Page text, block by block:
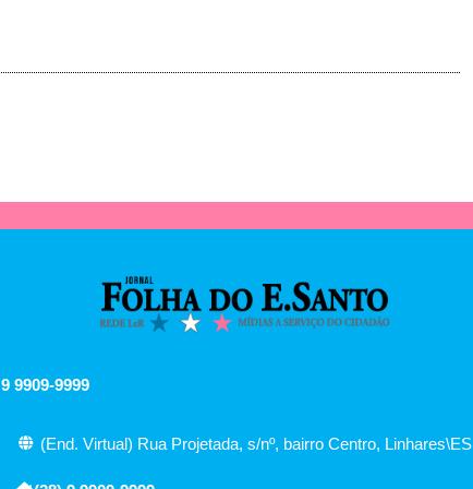
9909-9999
(End. Virtual) Rua Projetada, s/nº, bairro Centro, Linhares\ES